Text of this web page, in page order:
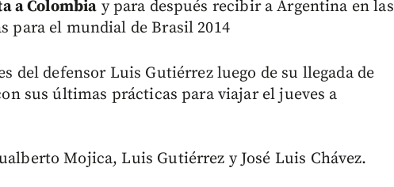
a Colombia y para después recibir a Argentina en las
para el mundial de Brasil 2014
del defensor Luis Gutiérrez luego de su llegada de
sus últimas prácticas para viajar el jueves a
Mojica, Luis Gutiérrez y José Luis Chávez.